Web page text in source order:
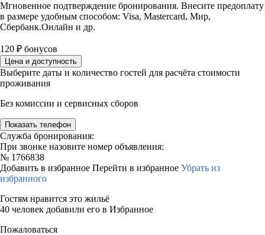
Мгновенное подтверждение бронирования. Внесите предоплату
в размере удобным способом: Visa, Mastercard, Мир,
Сбербанк.Онлайн и др.
120 ₽ бонусов
Цена и доступность
Выберите даты и количество гостей для расчёта стоимости
проживания
Без комиссии и сервисных сборов
Показать телефон
Служба бронирования:
При звонке назовите номер объявления:
№ 1766838
Добавить в избранное Перейти в избранное Убрать из
избранного
Гостям нравится это жильё
40 человек добавили его в Избранное
Пожаловаться